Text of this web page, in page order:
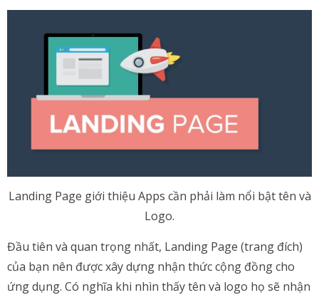
Landing Page giới thiệu Apps cần phải làm nổi bật tên và
Logo.
Đầu tiên và quan trọng nhất, Landing Page (trang đích)
của bạn nên được xây dựng nhận thức cộng đồng cho
ứng dụng. Có nghĩa khi nhìn thấy tên và logo họ sẽ nhận